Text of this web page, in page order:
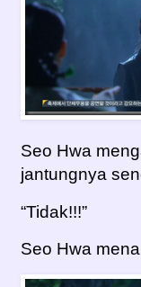
Seo Hwa
jantungnya
“Tidak!!!”
Seo Hwa